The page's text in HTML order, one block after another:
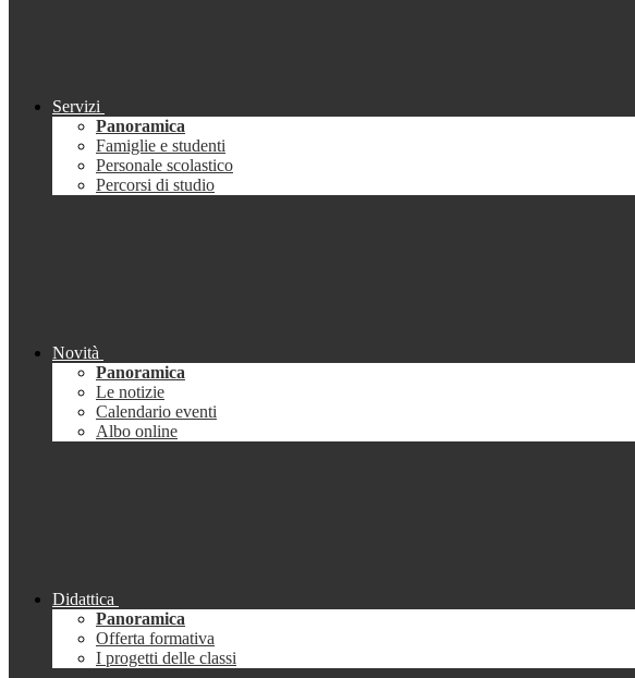
Servizi
Panoramica
Famiglie e studenti
Personale scolastico
Percorsi di studio
Novità
Panoramica
Le notizie
Calendario eventi
Albo online
Didattica
Panoramica
Offerta formativa
I progetti delle classi